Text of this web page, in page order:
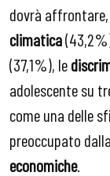
dovrà
climatica
(37,1%), le
adolescente su
come una delle
preoccupato
economiche.